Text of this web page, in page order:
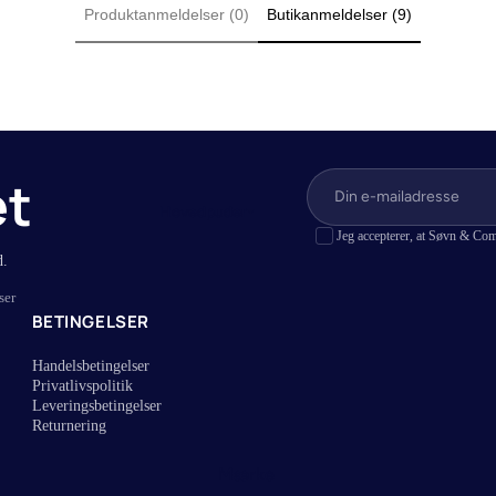
til elevationssenge)
Lagner i bomuld
Lagner med jersey stræk
Produktanmeldelser (0) Butikanmeldelser (9)
Jeg accepterer, at Søvn &
BETINGELSER
Handelsbetingelser
Privatlivspolitik
Leveringsbetingelser
Returnering